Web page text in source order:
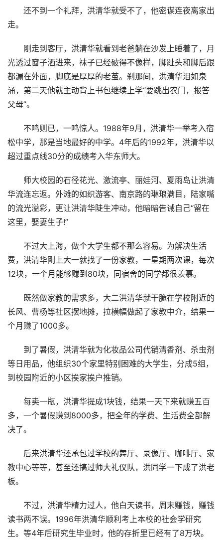
还不到一个礼拜，洪清华就受不了，他密谋连夜离家出
走。
刚走到客厅，洪清华就看到老爸躺在沙发上睡着了，月
光透过窗子洒进来，袜子已经破得不像样，脚趾头和脚后跟
都漏在外面，脚底是厚厚的老茧。刹那间，洪清华泪如泉
涌，第二天他就主动背上书包继续上学“要跳出农门，报答
父母”。
不鸣则已，一鸣惊人。1988年9月，洪清华一举考入宿
松中学，那是当地最好的中学。4年后的1992年，洪清华以
超过重点线30分的成绩考入华东师大。
师大校园的石径花光、激流亭、丽娃河、夏雨岛让洪清
华流连忘返。外滩的如织游客、南京路的琳琅满目，陆家嘴
的流光溢彩，更让洪清华陡生冲动，他暗暗告诫自己“留在
这里，娶妻生子!”
不过大上海，做个大学生都不那么容易。为解决生活
费，洪清华刚上大一就找了一份家教，一星期两次课，每次
12块，一个月能够赚到80块，同宿舍的同学都很羡慕。
既然做家教的需求多，大二洪清华就干脆在学校附近的
长风、曹杨等社区摆地摊，拉横幅做起了家教中介，结果一
个月赚了1000多。
到了暑假，洪清华就为化妆品公司代销清香剂、杀虫剂
等日用品，他组织30个家里特别困难的大学生，分成5组，
到校园附近的小区挨家挨户推销。
每卖一瓶，洪清华提成1块钱，结果一天下来就赚五百
多，一个暑假赚到8000多，把全年的学费、生活费全部解
决了。
后来洪清华还承包过学校的舞厅、录像厅、咖啡厅、家
教中心等等，甚至还搞过师大礼仪队，洪同学一下成了洪老
板。
不过，洪清华精力过人，他白天读书，周末赚钱，赚钱
读书两不误。1996年洪清华顺利考上本校的社会学研究
生。等4年后研究生毕业时，他的存折里已经有了8万块。